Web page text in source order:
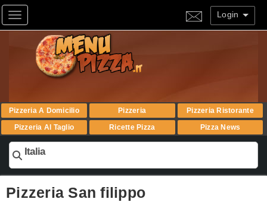
Toggle navigation Login
Pizzeria A Domicilio Pizzeria
Pizzeria Ristorante
Pizzeria Al Taglio
Ricette Pizza Pizza News
Italia
Pizzeria San filippo